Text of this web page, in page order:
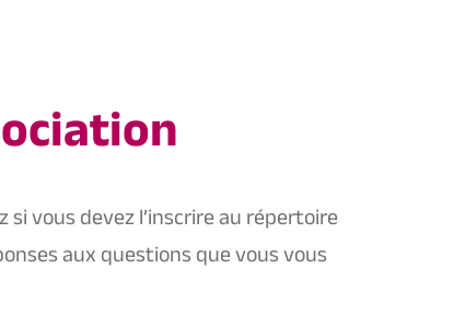
vous devez l’inscrire au répertoire
aux questions que vous vous